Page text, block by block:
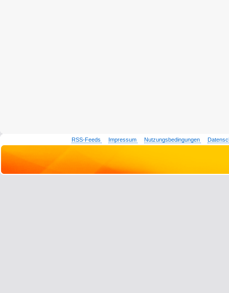
RSS-Feeds Impressum Nutzungsbedingungen